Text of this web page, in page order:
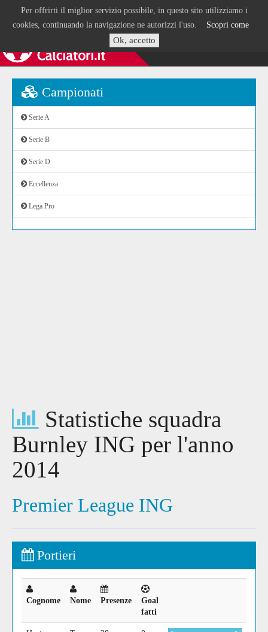
Per offrirti il miglior servizio possibile, in questo sito utilizziamo i
cookies, continuando la navigazione ne autorizzi l'uso. Scopri come
Ok, accetto
Campionati
Serie A
Serie B
Serie D
Eccellenza
Lega Pro
Statistiche squadra
Burnley ING per l'anno
2014
Premier League ING
Portieri
Cognome Nome Presenze
Goal
fatti